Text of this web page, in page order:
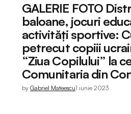
GALERIE FOTO
baloane, jocuri
activități sportive:
petrecut copiii
“Ziua Copilului” la
Comunitaria din
by Gabriel Mateescu1 iunie 2023